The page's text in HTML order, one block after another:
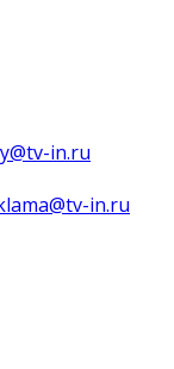
in.ru
in.ru